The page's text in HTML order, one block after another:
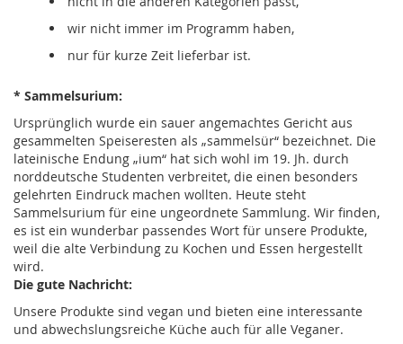
wir nicht immer im Programm haben,
nur für kurze Zeit lieferbar ist.
* Sammelsurium:
Ursprünglich wurde ein sauer angemachtes Gericht aus
gesammelten Speiseresten als „sammelsür“ bezeichnet. Die
lateinische Endung „ium“ hat sich wohl im 19. Jh. durch
norddeutsche Studenten verbreitet, die einen besonders
gelehrten Eindruck machen wollten. Heute steht
Sammelsurium für eine ungeordnete Sammlung. Wir finden,
es ist ein wunderbar passendes Wort für unsere Produkte,
weil die alte Verbindung zu Kochen und Essen hergestellt
wird.
Die gute Nachricht:
Unsere Produkte sind vegan und bieten eine interessante
und abwechslungsreiche Küche auch für alle Veganer.